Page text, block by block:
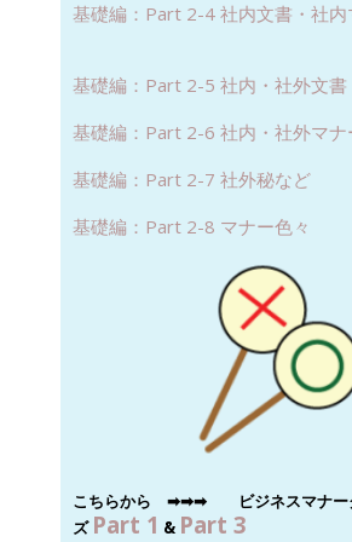
基礎編：Part 2-4 社内文書・社内
基礎編：Part 2-5 社内・社外文書
基礎編：Part 2-6 社内・社外マナ
基礎編：Part 2-7 社外秘など
基礎編：Part 2-8 マナー色々
こちらから ➡︎➡︎➡︎
ビジネスマナ
ズ Part 1 & Part 3